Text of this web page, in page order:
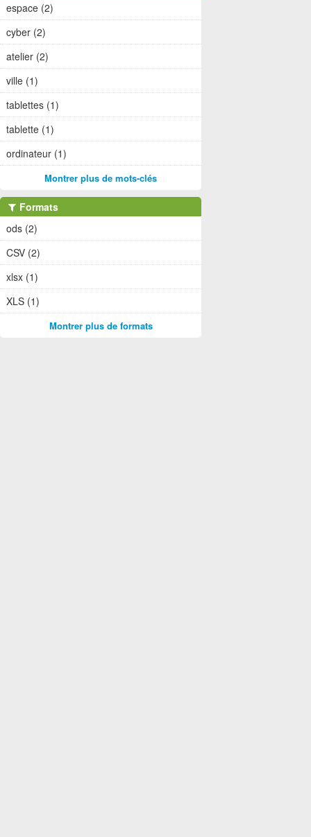
espace (2)
cyber (2)
atelier (2)
ville (1)
tablettes (1)
tablette (1)
ordinateur (1)
Montrer plus de mots-clés
Formats
ods (2)
CSV (2)
xlsx (1)
XLS (1)
Montrer plus de formats